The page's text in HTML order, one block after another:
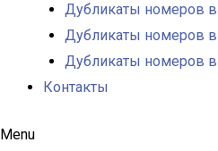
Дубликаты номеров
Дубликаты номеров
Дубликаты номеров
Контакты
Menu